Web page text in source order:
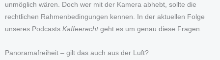
unmöglich wären. Doch wer mit der Kamera abhebt, sollte die
rechtlichen Rahmenbedingungen kennen. In der aktuellen Folge
unseres Podcasts Kaffeerechtgeht es um genau diese Fragen.
Panoramafreiheit – gilt das auch aus der Luft?